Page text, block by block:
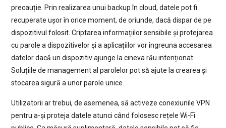
precauție. Prin realizarea unui backup în cloud, datele pot fi
recuperate ușor în orice moment, de oriunde, dacă dispar de pe
dispozitivul folosit. Criptarea informațiilor sensibile și protejarea
cu parole a dispozitivelor și a aplicațiilor vor îngreuna accesarea
datelor dacă un dispozitiv ajunge la cineva rău intenționat.
Soluțiile de management al parolelor pot să ajute la crearea și
stocarea sigură a unor parole unice.
Utilizatorii ar trebui, de asemenea, să activeze conexiunile VPN
pentru a-și proteja datele atunci când folosesc rețele Wi-Fi